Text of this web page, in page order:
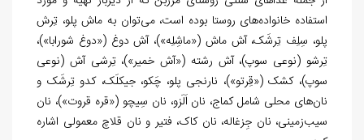
استفاده خانواده‌های روستا بوده است، می‌توان به ماش پلو، تِرش
پلو، سِلِف تِرشَک، آش ماش («ماشِلِه»)، آش دوغ («دوغ شورابا»)،
تِرشو (نوعی سوپ)، آش رشته («آش خمیر»)، تِرشی آش (نوعی
سوپ)، کشک («قِرتو»)، نارنجی پلو، چَکو، جیکلَک، کدو تِرشَک و
نان‌های محلی شامل کماج، نان اَلَزو، نان سِیچو («قره قروت»)، نان
سیب‌زمینی، نان جِزغاله، نان کاک، فتیر و نان قلاچ معمولی اشاره